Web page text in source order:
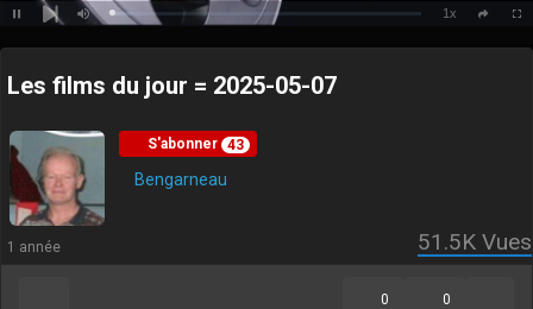
Pause
Next
Mute Loaded
6.38%
1xPlayback
Les films du jour = 2025-05-07
S'abonner 43
Bengarneau
1 année 51.5K Vues
0
0